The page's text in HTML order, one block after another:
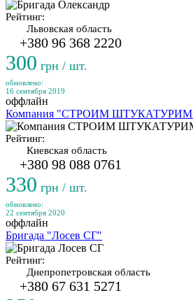
Рейтинг:
Львовская область
+380 96 368 2220
300 грн / шт.
обновлено:
16 сентября 2019
оффлайн
Компания "СТРОИМ
Рейтинг:
Киевская область
+380 98 088 0761
330 грн / шт.
обновлено:
22 сентября 2020
оффлайн
Бригада "Лосев СГ"
Рейтинг:
Днепропетровская область
+380 67 631 5271